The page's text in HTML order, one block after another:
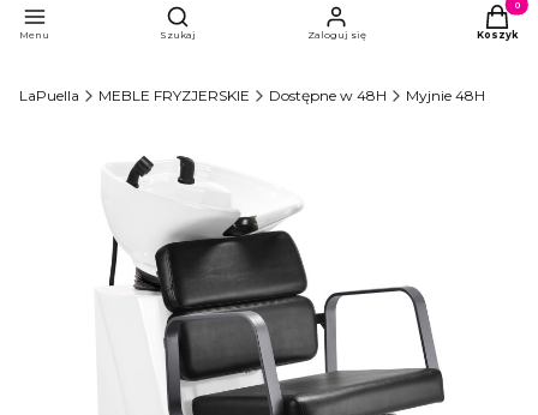
Menu
Otwórz wyszukiwarkę
Szukaj Zaloguj się Koszyk
LaPuella MEBLE FRYZJERSKIE Dostępne w 48H Myjnie 48H